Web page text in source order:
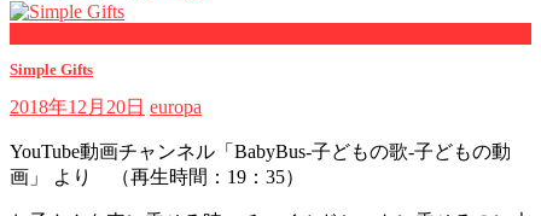
Simple Gifts
2018年12月20日 europa
YouTube動画チャンネル「BabyBus-子どもの歌-子どもの動
画」 より （再生時間：19：35）